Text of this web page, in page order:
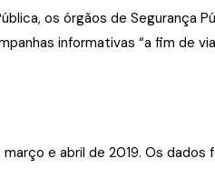
os órgãos de Segurança
informativas “a fim de
e abril de 2019. Os dados